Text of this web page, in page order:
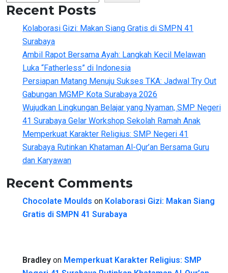
Recent Posts
Kolaborasi Gizi: Makan Siang Gratis di SMPN 41
Surabaya
Ambil Rapot Bersama Ayah: Langkah Kecil Melawan
Luka “Fatherless” di Indonesia
Persiapan Matang Menuju Sukses TKA: Jadwal Try Out
Gabungan MGMP Kota Surabaya 2026
Wujudkan Lingkungan Belajar yang Nyaman, SMP Negeri
41 Surabaya Gelar Workshop Sekolah Ramah Anak
Memperkuat Karakter Religius: SMP Negeri 41
Surabaya Rutinkan Khataman Al-Qur’an Bersama Guru
dan Karyawan
Recent Comments
Chocolate Moulds on Kolaborasi Gizi: Makan Siang
Gratis di SMPN 41 Surabaya
Bradley on Memperkuat Karakter Religius: SMP